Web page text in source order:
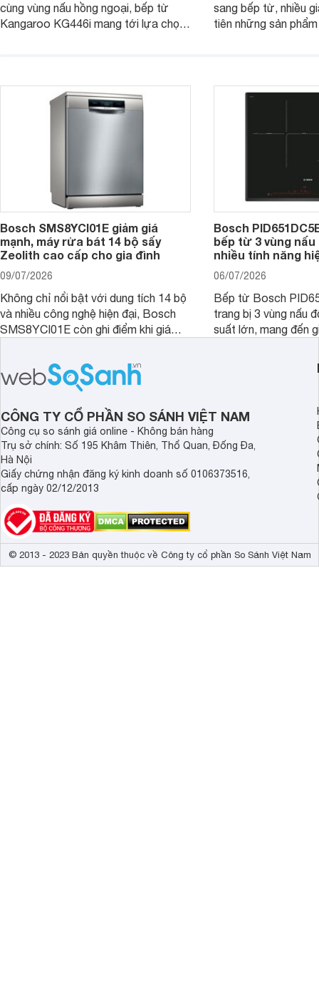
cùng vùng nấu hồng ngoại, bếp từ
Kangaroo KG446i mang tới lựa chọn
nhiều cửa hàng, đại lý.
sang bếp từ, nhiều
tiên những sản
mẫu bếp đáp ứng
Bosch SMS8YCI01E giảm giá
mạnh, máy rửa bát 14 bộ sấy
Zeolith cao cấp cho gia đình
09/07/2026
Không chỉ nổi bật với dung tích 14 bộ
và nhiều công nghệ hiện đại, Bosch
SMS8YCI01E còn ghi điểm khi giá
thời điểm mới mở bán, mang lại tỷ lệ
giá trị/chi phí hấp dẫn hơn cho người
dùng đang tìm kiếm một mẫu máy rửa
bát cao cấp.
Bosch
bếp từ 3 vùng
nhiều tính năng
06/07/2026
Bếp từ Bosch
trang bị 3 vùng nấu
suất lớn, mang đến
CÔNG TY CỔ PHẦN SO SÁNH VIỆT NAM
Công cụ so sánh giá online - Không bán hàng
Trụ sở chính: Số 195 Khâm Thiên, Thổ Quan, Đống Đa,
Hà Nội
Giấy chứng nhận đăng ký kinh doanh số 0106373516,
cấp ngày 02/12/2013
© 2013 - 2023 Bản quyền thuộc về Công ty cổ phần So Sánh Việt Nam